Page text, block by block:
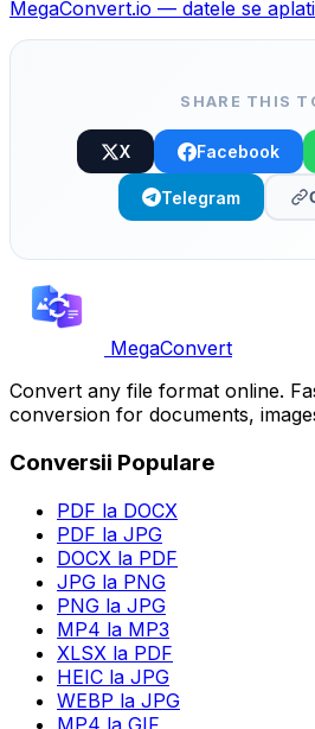
MegaConvert.io — datele se
SHARE THIS
X Facebook
Telegram
MegaConvert
Convert any file format online.
conversion for documents,
Conversii Populare
PDF la DOCX
PDF la JPG
DOCX la PDF
JPG la PNG
PNG la JPG
MP4 la MP3
XLSX la PDF
HEIC la JPG
WEBP la JPG
MP4 la GIF